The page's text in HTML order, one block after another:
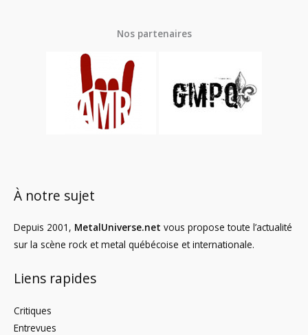
Nos partenaires
À notre sujet
Depuis 2001, MetalUniverse.net vous propose toute l’actualité
sur la scène rock et metal québécoise et internationale.
Liens rapides
Critiques
Entrevues